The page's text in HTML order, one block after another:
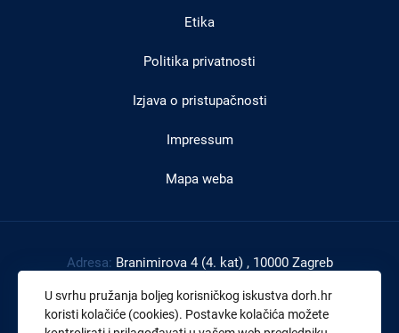
Etika
Politika privatnosti
Izjava o pristupačnosti
Impressum
Mapa weba
Adresa: Branimirova 4 (4. kat) , 10000 Zagreb
Tel: +385 1 4591 888
Faks:+385 1 4591 816
U svrhu pružanja boljeg korisničkog iskustva dorh.hr
koristi kolačiće (cookies). Postavke kolačića možete